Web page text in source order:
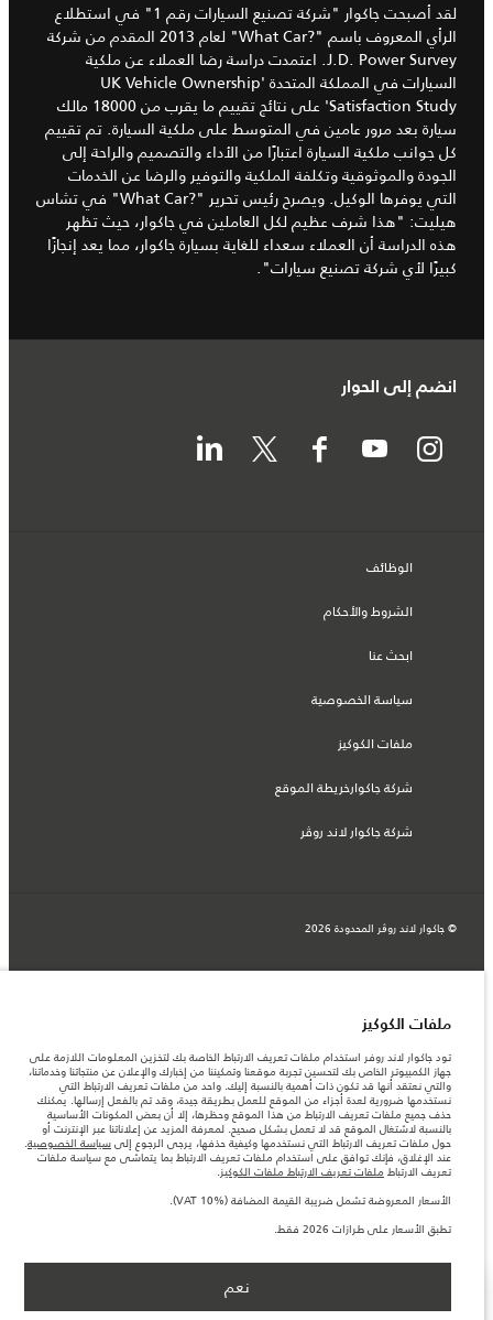
لقد أصبحت جاكوار "شركة تصنيع السيارات رقم 1" في استطلاع
الرأي المعروف باسم "What Car?‎" لعام 2013 المقدم من شركة
J.D. Power Survey. اعتمدت دراسة رضا العملاء عن ملكية
السيارات في المملكة المتحدة 'UK Vehicle Ownership
Satisfaction Study' على نتائج تقييم ما يقرب من 18000 مالك
سيارة بعد مرور عامين في المتوسط على ملكية السيارة. تم تقييم
كل جوانب ملكية السيارة اعتبارًا من الأداء والتصميم والراحة إلى
الجودة والموثوقية وتكلفة الملكية والتوفير والرضا عن الخدمات
التي يوفرها الوكيل. ويصرح رئيس تحرير "What Car?‎" في تشاس
هيليت: "هذا شرف عظيم لكل العاملين في جاكوار، حيث تظهر
هذه الدراسة أن العملاء سعداء للغاية بسيارة جاكوار، مما يعد إنجازًا
كبيرًا لأي شركة تصنيع سيارات".
انضم إلى الحوار
الوظائف
الشروط والأحكام
ابحث عنا
سياسة الخصوصية
ملفات الكوكيز
شركة جاكوارخريطة الموقع
شركة جاكوار لاند روڤر
© جاكوار لاند روڨر المحدودة 2026
آخر، كما أنّها قد تتغير بدون إشعار مسبق. الرجاء التواصل مع وكيلنا المحلي للتأكد من توفّرها
والتحقق من الأسعار.
الأرقام المقدمة هي نتيجة لاختبارات المصنع الرسمية وفقاً لتشريعات الاتحاد الأوروبي. قد
يتباين استهلك الوقود الفعلي للمركبة عن ذلك المتحقق في تلك الاختبارات كما أن هذه
الأرقام بغرض المقارنة فحسب.
ملاحظة مهمة حول الصور والمواصفات. إن النقص العالمي في أشباه الموصلات يؤثر حاليًا
في مواصفات تصميم السيارات وتوفر الخيارات وتوقيتات التصاميم. هذا ظرف ديناميكي
للغاية، ونتيجة لذلك، قد لا تمثّل الصور المستخدَمة ضمن موقع الويب حاليًا المواصفات الحالية
بالكامل بالنسبة إلى الميزات والخيارات والحلية ومجموعات الألوان. يرجى استشارة وكيلك الذي
سيتمكّن من تأكيد أي تقييدات حالية معك للسماح لك باتخاذ قرار مدروس
الأسعار المعروضة تشمل ضريبة القيمة المضافة (VAT).
الأسعار تنطبق فقط على الطرازات المصنعة في عام 2026.
ملفات الكوكيز
تود جاكوار لاند روفر استخدام ملفات تعريف الارتباط الخاصة بك لتخزين المعلومات اللازمة على
جهاز الكمبيوتر الخاص بك لتحسين تجربة موقعنا وتمكيننا من إخبارك والإعلان عن منتجاتنا وخدماتنا،
والتي نعتقد أنها قد تكون ذات أهمية بالنسبة إليك. واحد من ملفات تعريف الارتباط التي
نستخدمها ضرورية لعدة أجزاء من الموقع للعمل بطريقة جيدة، وقد تم بالفعل إرسالها. يمكنك
حذف جميع ملفات تعريف الارتباط من هذا الموقع وحظرها، إلا أن بعض المكونات الأساسية
بالنسبة لاشتغال الموقع قد لا تعمل بشكل صحيح. لمعرفة المزيد عن إعلاناتنا عبر الإنترنت أو
حول ملفات تعريف الارتباط التي نستخدمها وكيفية حذفها، يرجى الرجوع إلى سياسة الخصوصية.
عند الإغلاق، فإنك توافق على استخدام ملفات تعريف الارتباط بما يتماشى مع سياسة ملفات
تعريف الارتباط ملفات تعريف الارتباط ملفات الكوكيز.
الأسعار المعروضة تشمل ضريبة القيمة المضافة (VAT 10%).
تطبق الأسعار على طرازات 2026 فقط.‎
نعم
NEXT STEPS ابق على اطلاع